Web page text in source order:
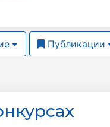
Публикации